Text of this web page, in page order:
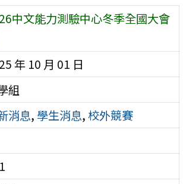
中文能力測驗中心冬季全國大會
年 10 月 01 日
組
消息, 學生消息,校外競賽